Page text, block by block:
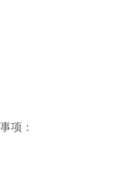
项：